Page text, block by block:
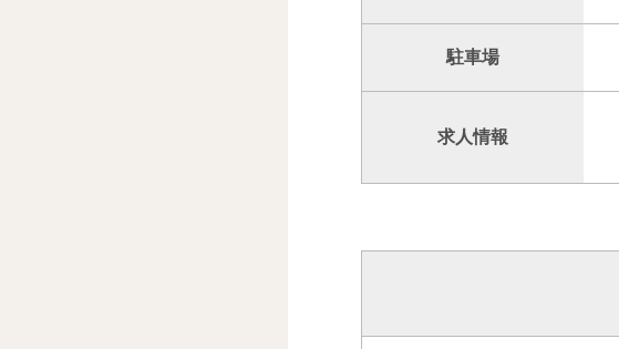
駐車場
求人情報